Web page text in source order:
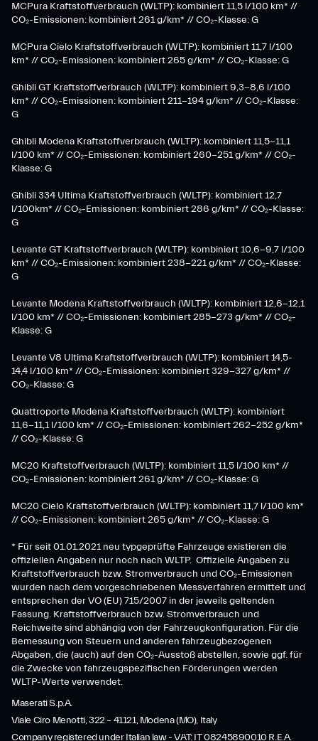
MCPura Kraftstoffverbrauch (WLTP): kombiniert 11,5 l/100 km* //
CO₂-Emissionen: kombiniert 261 g/km* // CO₂-Klasse: G
MCPura Cielo Kraftstoffverbrauch (WLTP): kombiniert 11,7 l/100
km* // CO₂-Emissionen: kombiniert 265 g/km* // CO₂-Klasse: G
Ghibli GT Kraftstoffverbrauch (WLTP): kombiniert 9,3-8,6 l/100
km* // CO₂-Emissionen: kombiniert 211-194 g/km* // CO₂-Klasse:
G
Ghibli Modena Kraftstoffverbrauch (WLTP): kombiniert 11,5-11,1
l/100 km* // CO₂-Emissionen: kombiniert 260-251 g/km*​ // CO₂-
Klasse: G​
Ghibli 334 Ultima Kraftstoffverbrauch (WLTP): kombiniert 12,7
l/100km* // CO₂-Emissionen: kombiniert 286 g/km* // CO₂-Klasse:
G
Levante GT Kraftstoffverbrauch (WLTP): kombiniert 10,6-9,7 l/100
km* // CO₂-Emissionen: kombiniert 238-221 g/km* ​// CO₂-Klasse:
G​
Levante Modena Kraftstoffverbrauch (WLTP): kombiniert 12,6-12,1
l/100 km* // CO₂-Emissionen: kombiniert 285-273 g/km*​ // CO₂-
Klasse: G
​Levante V8 Ultima Kraftstoffverbrauch (WLTP): kombiniert 14,5-
14,4 l/100 km* // CO₂-Emissionen: kombiniert 329-327 g/km* //
CO₂-Klasse: G
Quattroporte Modena Kraftstoffverbrauch (WLTP): kombiniert
11,6-11,1 l/100 km* // CO₂-Emissionen: kombiniert 262-252 g/km*
// CO₂-Klasse: G
MC20 Kraftstoffverbrauch (WLTP): kombiniert 11,5 l/100 km* //
CO₂-Emissionen: kombiniert 261 g/km* // CO₂-Klasse: G
MC20 Cielo Kraftstoffverbrauch (WLTP): kombiniert 11,7 l/100 km*
// CO₂-Emissionen: kombiniert 265 g/km* // CO₂-Klasse: G
* Für seit 01.01.2021 neu typgeprüfte Fahrzeuge existieren die
offiziellen Angaben nur noch nach WLTP. Offizielle Angaben zu
Kraftstoffverbrauch bzw. Stromverbrauch und CO₂-Emissionen
wurden nach dem vorgeschriebenen Messverfahren ermittelt und
entsprechen der VO (EU) 715/2007 in der jeweils geltenden
Fassung. Kraftstoffverbrauch bzw. Stromverbrauch und
Reichweite sind abhängig von der Fahrzeugkonfiguration. Für die
Bemessung von Steuern und anderen fahrzeugbezogenen
Abgaben, die (auch) auf den CO₂-Ausstoß abstellen, sowie ggf. für
die Zwecke von fahrzeugspezifischen Förderungen werden
WLTP-Werte verwendet.
Maserati S.p.A.
Viale Ciro Menotti, 322 – 41121, Modena (MO), Italy
Company registered under Italian law - VAT: IT 08245890010 R.E.A.